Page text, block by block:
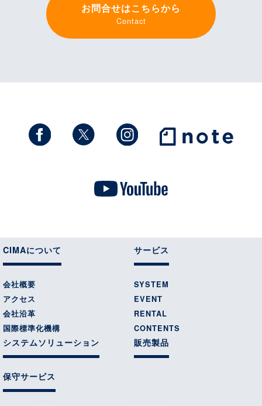
お問合せはこちらから
Contact
CIMAについて
会社概要
アクセス
会社沿革
国際標準化機構
サービス
SYSTEM
EVENT
RENTAL
CONTENTS
システムソリューション
保守サービス
販売製品